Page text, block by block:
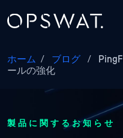
ホーム / ブログ /
ールの強化
製品に関するお知らせ